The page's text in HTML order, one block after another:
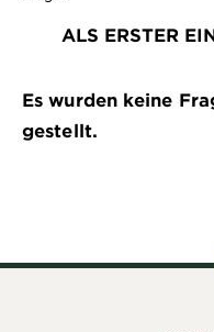
ALS ERSTER
Es wurden keine
gestellt.